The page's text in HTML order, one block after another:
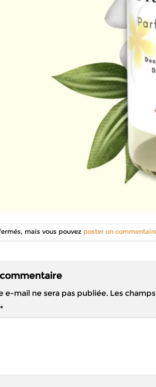
mais vous pouvez poster un
e-mail ne sera pas publiée. Les
*